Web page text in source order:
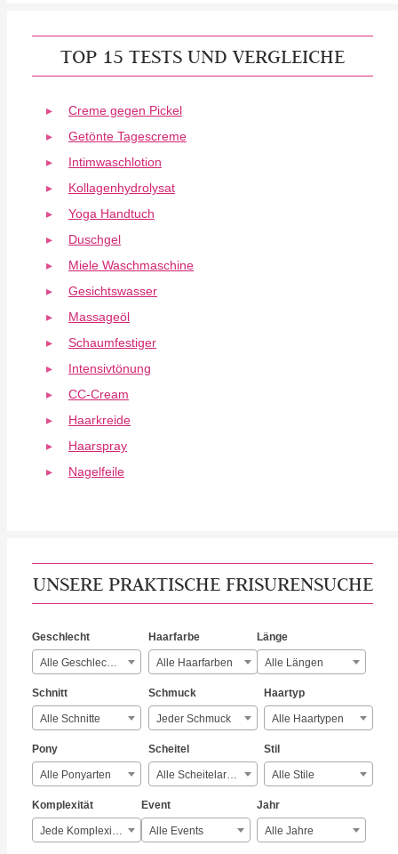
TOP 15 TESTS UND VERGLEICHE
Creme gegen Pickel
Getönte Tagescreme
Intimwaschlotion
Kollagenhydrolysat
Yoga Handtuch
Duschgel
Miele Waschmaschine
Gesichtswasser
Massageöl
Schaumfestiger
Intensivtönung
CC-Cream
Haarkreide
Haarspray
Nagelfeile
UNSERE PRAKTISCHE FRISURENSUCHE
Geschlecht
Alle Geschlechter
Haarfarbe
Alle Haarfarben
Länge
Alle Längen
Schnitt
Alle Schnitte
Schmuck
Jeder Schmuck
Haartyp
Alle Haartypen
Pony
Alle Ponyarten
Scheitel
Alle Scheitelarten
Stil
Alle Stile
Komplexität
Jede Komplexität
Event
Alle Events
Jahr
Alle Jahre